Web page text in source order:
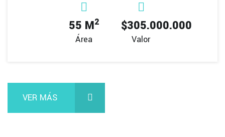
55 M2
Área
$305.000.000
Valor
VER MÁS